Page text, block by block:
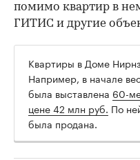
помимо квартир в
ГИТИС и другие
Квартиры в Доме
Например, в начале
была выставлена 60-
цене 42 млн руб. По
была продана.